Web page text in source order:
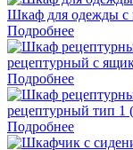
Шкаф для одежды с
Подробнее
рецептурный с
Подробнее
рецептурный тип
Подробнее